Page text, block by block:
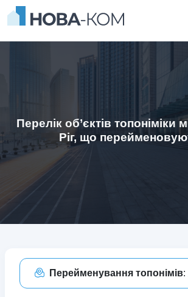
Перелік об’єктів топоніміки
Ріг, що
Перейменування топонімів: